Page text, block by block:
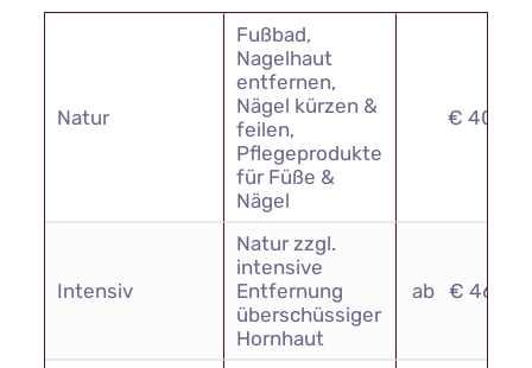
Natur
Fußbad,
Nagelhaut
entfernen,
Nägel kürzen &
feilen,
Pflegeprodukte
für Füße &
Nägel
€ 40,00
Intensiv
Natur zzgl.
intensive
Entfernung
überschüssiger
Hornhaut
ab € 46,00